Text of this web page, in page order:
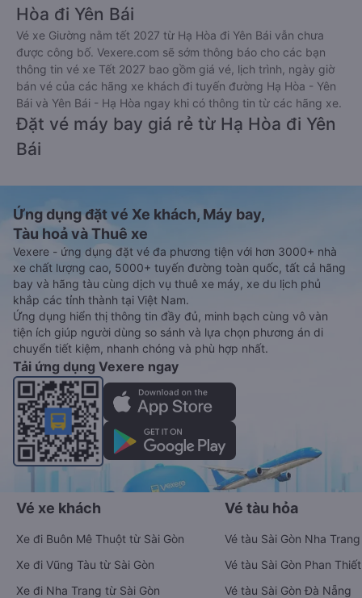
Hòa đi Yên Bái
Vé xe Giường nằm tết 2027 từ Hạ Hòa đi Yên Bái vẫn chưa
được công bố. Vexere.com sẽ sớm thông báo cho các bạn
thông tin vé xe Tết 2027 bao gồm giá vé, lịch trình, ngày giờ
bán vé của các hãng xe khách đi tuyến đường Hạ Hòa - Yên
Bái và Yên Bái - Hạ Hòa ngay khi có thông tin từ các hãng xe.
Đặt vé máy bay giá rẻ từ Hạ Hòa đi Yên
Bái
Ứng dụng đặt vé Xe khách, Máy bay,
Tàu hoả và Thuê xe
Vexere - ứng dụng đặt vé đa phương tiện với hơn 3000+ nhà
xe chất lượng cao, 5000+ tuyến đường toàn quốc, tất cả hãng
bay và hãng tàu cùng dịch vụ thuê xe máy, xe du lịch phủ
khắp các tỉnh thành tại Việt Nam.
Ứng dụng hiển thị thông tin đầy đủ, minh bạch cùng vô vàn
tiện ích giúp người dùng so sánh và lựa chọn phương án di
chuyển tiết kiệm, nhanh chóng và phù hợp nhất.
Tải ứng dụng Vexere ngay
Vé xe khách
Xe đi Buôn Mê Thuột từ Sài Gòn
Xe đi Vũng Tàu từ Sài Gòn
Xe đi Nha Trang từ Sài Gòn
Vé tàu hỏa
Vé tàu Sài Gòn Nha Trang
Vé tàu Sài Gòn Phan Thiết
Vé tàu Sài Gòn Đà Nẵng